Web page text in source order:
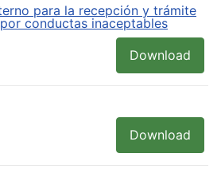
para la recepción y trámite
conductas inaceptables
Download
Download